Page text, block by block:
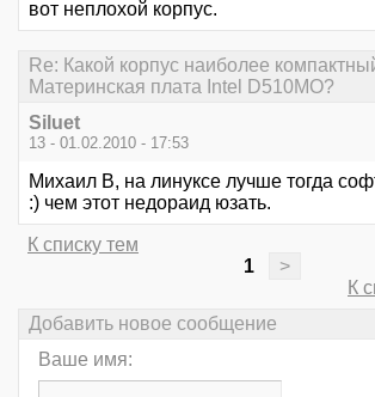
вот неплохой корпус.
Re: Какой корпус наиболее
Материнская плата Intel D510MO?
Siluet
13 - 01.02.2010 - 17:53
Михаил В, на линуксе лучше тогда
:) чем этот недораид юзать.
К списку тем
1
>
К
Добавить новое сообщение
Ваше имя: